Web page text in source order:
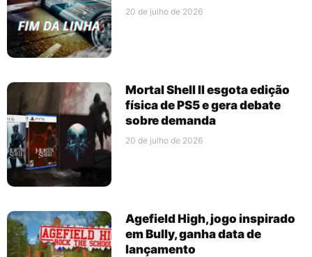
20 de julho de 2026
Mortal Shell II esgota edição
física de PS5 e gera debate
sobre demanda
20 de julho de 2026
Agefield High, jogo inspirado
em Bully, ganha data de
lançamento